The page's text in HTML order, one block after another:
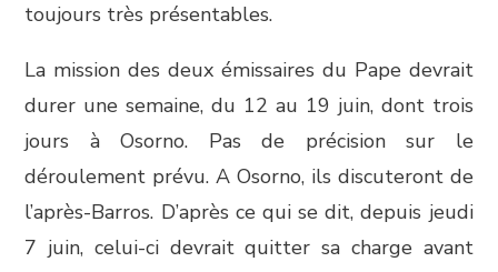
toujours très présentables.
La mission des deux émissaires du Pape devrait
durer une semaine, du 12 au 19 juin, dont trois
jours à Osorno. Pas de précision sur le
déroulement prévu. A Osorno, ils discuteront de
l’après-Barros. D’après ce qui se dit, depuis jeudi
7 juin, celui-ci devrait quitter sa charge avant